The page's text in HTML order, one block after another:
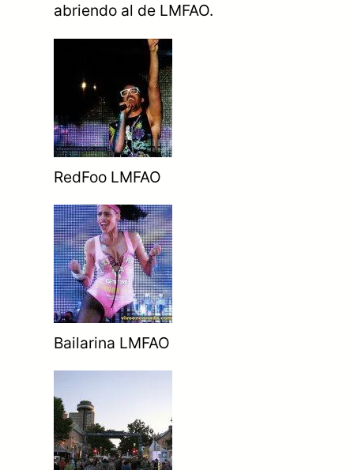
abriendo al de LMFAO.
RedFoo LMFAO
Bailarina LMFAO